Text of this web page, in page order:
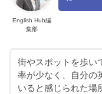
English Hub編
集部
街やスポットを歩い
率が少なく、自分の
いると感じられた場